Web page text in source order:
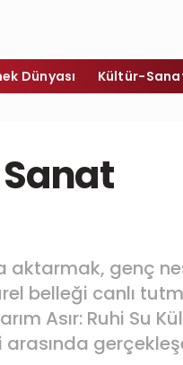
Dünyası Kültür-
Sanat
aktarmak, genç
belleği canlı
Asır: Ruhi Su
arasında